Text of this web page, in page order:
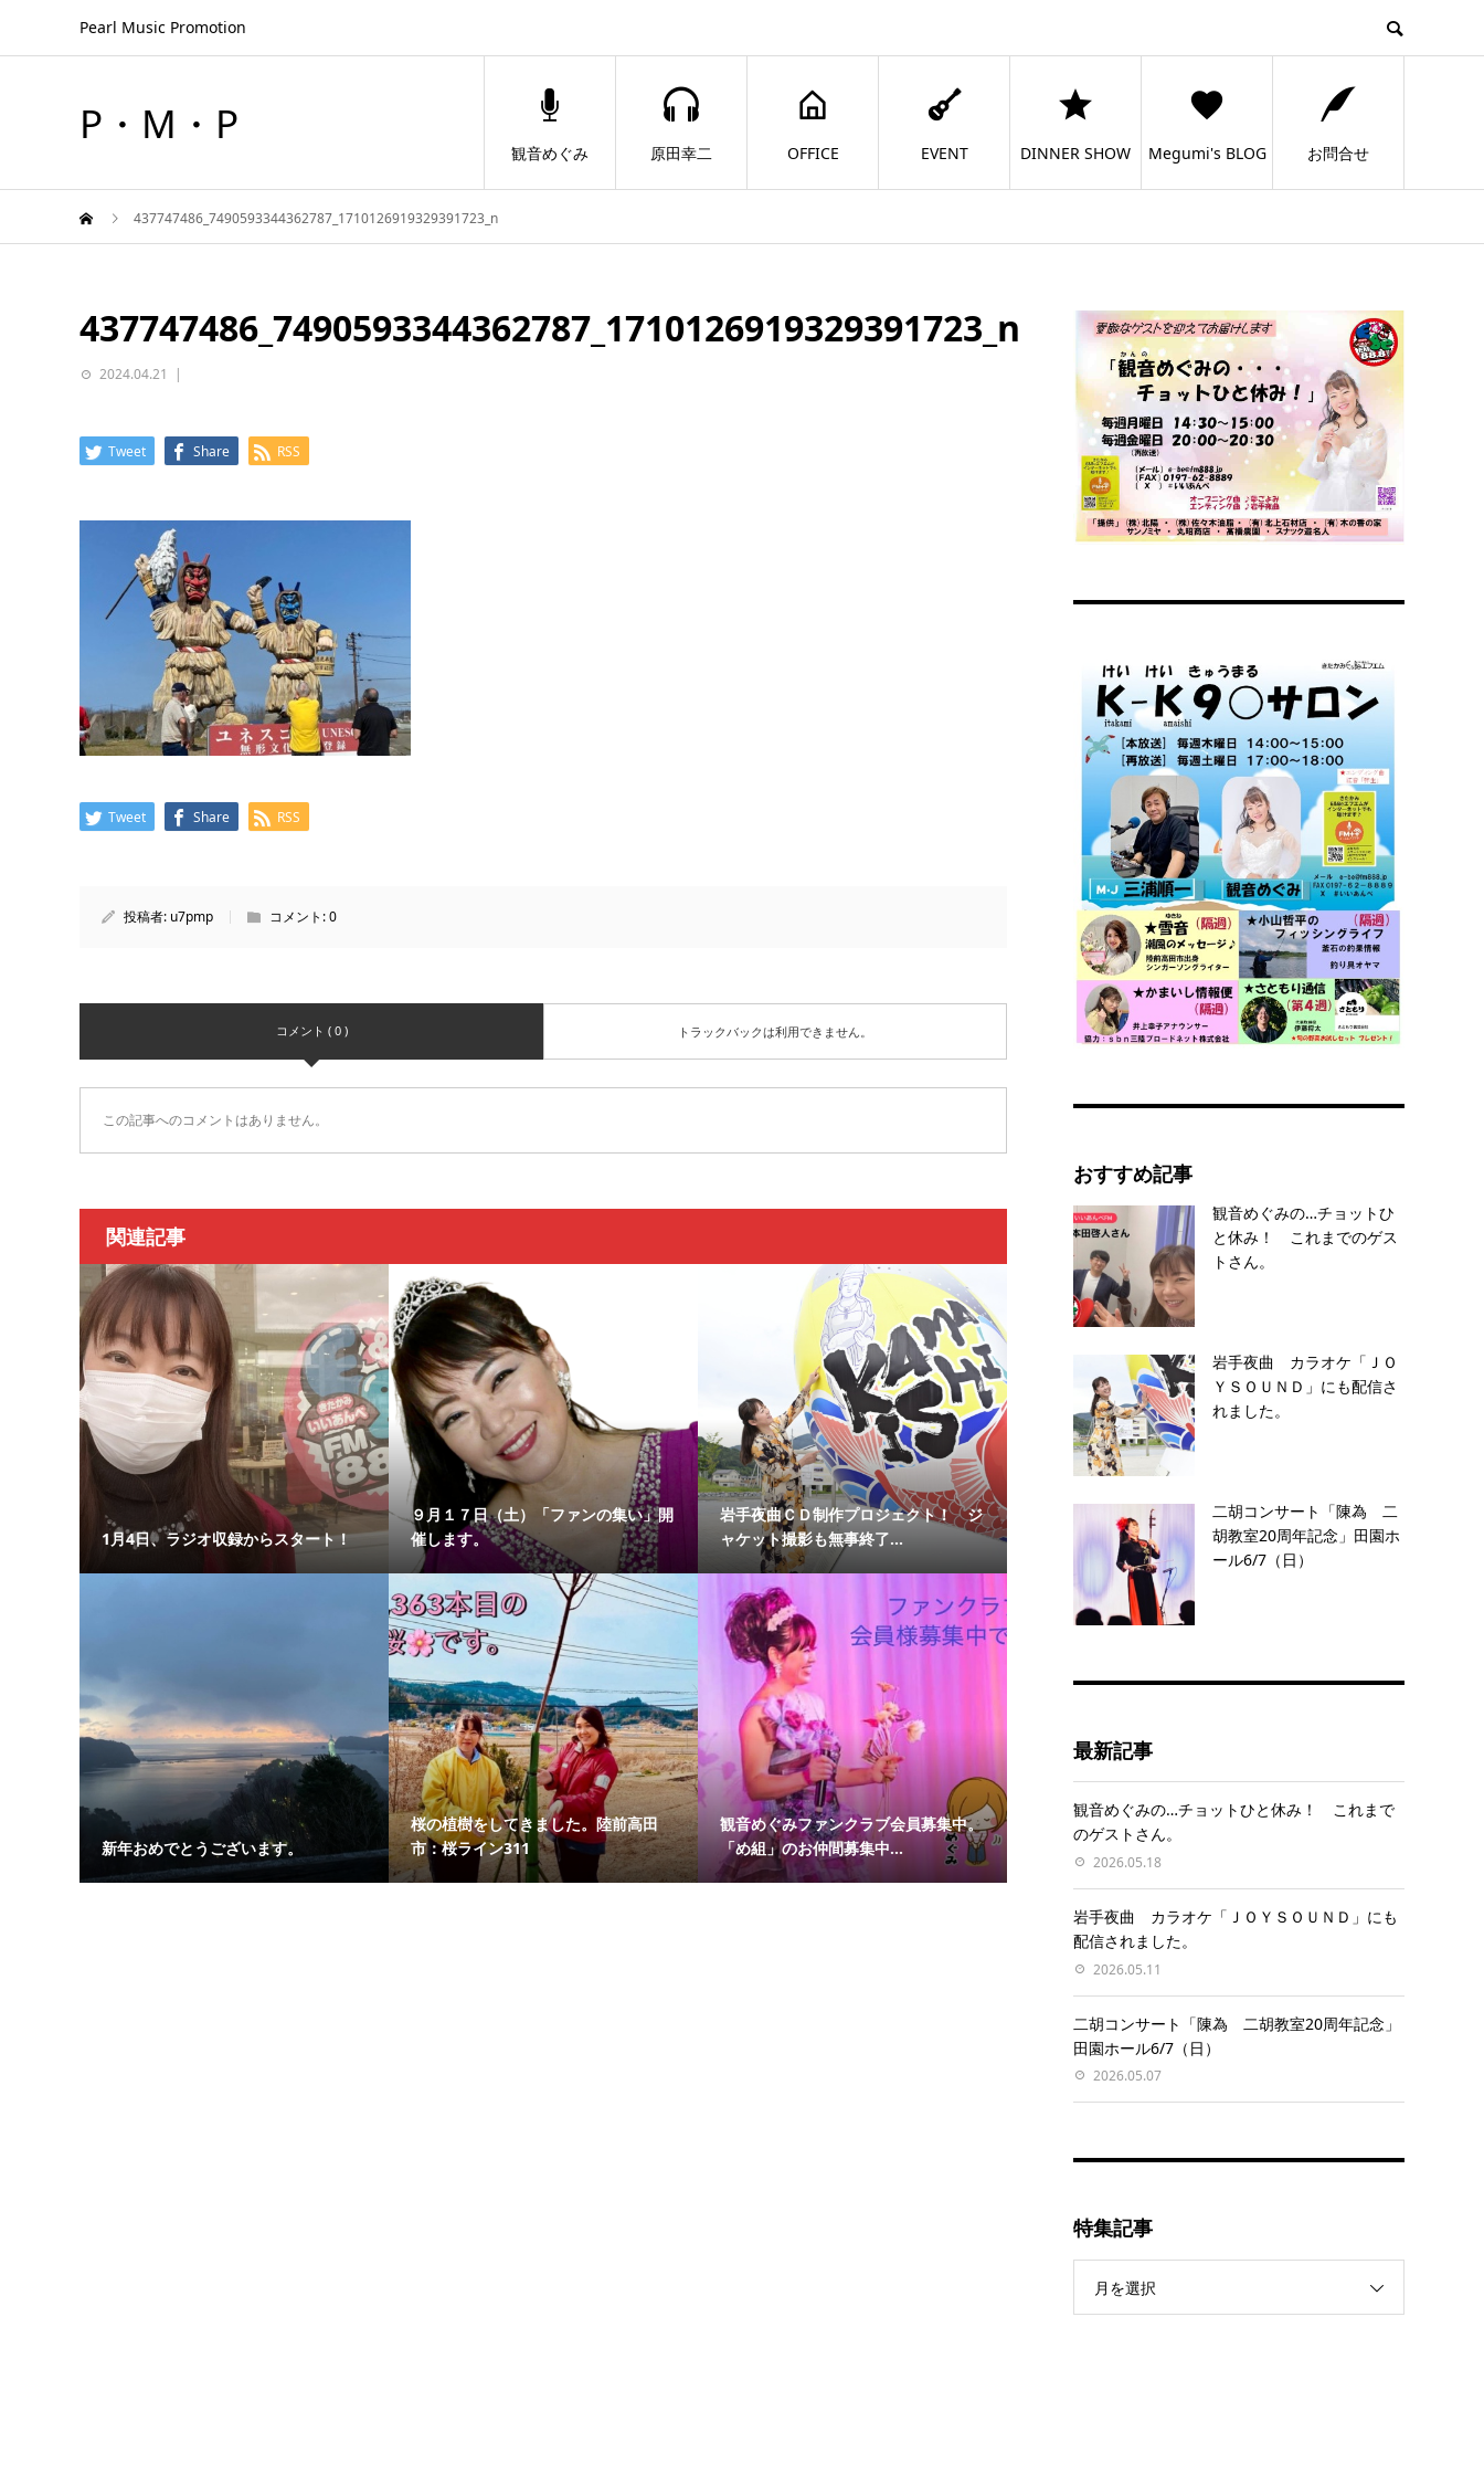
Pearl Music Promotion
P・M・P
観音めぐみ 原田幸二 OFFICE EVENT DINNER SHOW Megumi's BLOG お問合せ
437747486_7490593344362787_1710126919329391723_n
437747486_7490593344362787_1710126919329391723_n
2024.04.21
Tweet Share RSS
Tweet Share RSS
投稿者: u7pmp コメント:0
コメント ( 0 ) トラックバックは利用できません。
この記事へのコメントはありません。
関連記事
1月4日、ラジオ収録からスタート！
９月１７日（土）「ファンの集い」開
催します。
岩手夜曲ＣＤ制作プロジェクト！ ジ
ャケット撮影も無事終了...
新年おめでとうございます。
桜の植樹をしてきました。陸前高田
市：桜ライン311
観音めぐみファンクラブ会員募集中。
「め組」のお仲間募集中...
おすすめ記事
観音めぐみの…チョットひ
と休み！ これまでのゲス
トさん。
岩手夜曲 カラオケ「ＪＯ
ＹＳＯＵＮＤ」にも配信さ
れました。
二胡コンサート「陳為 二
胡教室20周年記念」田園ホ
ール6/7（日）
最新記事
観音めぐみの…チョットひと休み！ これまで
のゲストさん。
2026.05.18
岩手夜曲 カラオケ「ＪＯＹＳＯＵＮＤ」にも
配信されました。
2026.05.11
二胡コンサート「陳為 二胡教室20周年記念」
田園ホール6/7（日）
2026.05.07
特集記事
月を選択